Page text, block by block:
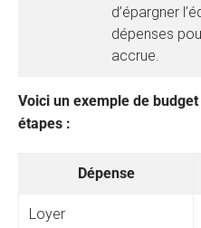
d’épargner
dépenses
accrue.
Voici un exemple de
étapes :
Dépense
Loyer